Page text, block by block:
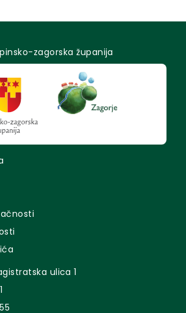
zagorska županija
ulica 1